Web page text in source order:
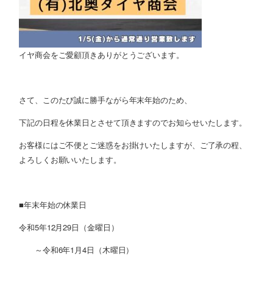
イヤ商会をご愛顧頂きありがとうございます。
さて、このたび誠に勝手ながら年末年始のため、
下記の日程を休業日とさせて頂きますのでお知らせいたします。
お客様にはご不便とご迷惑をお掛けいたしますが、ご了承の程、
よろしくお願いいたします。
■年末年始の休業日
令和5年12月29日（金曜日）
～令和6年1月4日（木曜日）